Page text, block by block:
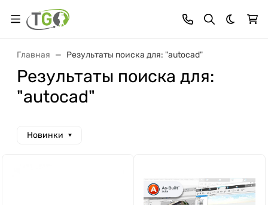
Темная
Главная Результаты поиска для: "autocad"
Результаты поиска для:
"autocad"
Новинки